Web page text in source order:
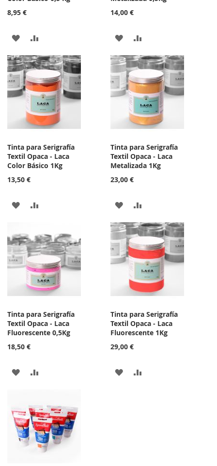
8,95 €
AÑADIR
A
LA
LISTA
DE
DESEOS
PARA
COMPARAR
14,00 €
AÑADIR
A
LA
LISTA
DE
DESEOS
PARA
COMPARAR
Tinta para Serigrafía
Textil Opaca - Laca
Color Básico 1Kg
13,50 €
AÑADIR
LA
LISTA
DE
DESEOS
COMPARAR
Tinta para Serigrafía
Textil Opaca - Laca
Metalizada 1Kg
23,00 €
AÑADIR
A
LA
LISTA
DE
DESEOS
PARA
COMPARAR
Tinta para Serigrafía
Textil Opaca - Laca
Fluorescente 0,5Kg
18,50 €
AÑADIR
LISTA
DE
COMPARAR
Tinta para Serigrafía
Textil Opaca - Laca
Fluorescente 1Kg
29,00 €
AÑADIR